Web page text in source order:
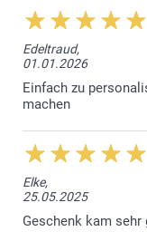
Edeltraud,
01.01.2026
Einfach zu
machen
Elke,
25.05.2025
Geschenk kam sehr